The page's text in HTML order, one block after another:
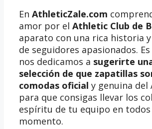
En AthleticZale.com
amor por el Athletic Club de
aparato con una rica historia
de seguidores apasionados.
nos dedicamos a sugerirte
selección de que zapatillas
comodas oficial y genuina del
para que consigas llevar los
espíritu de tu equipo en todos
momento.